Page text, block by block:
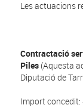
Les actuacions
Contractació
Piles (Aquesta
Diputació de
Import concedit: